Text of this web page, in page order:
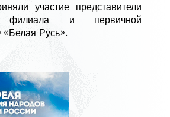
участие представители
филиала и первичной
Русь».